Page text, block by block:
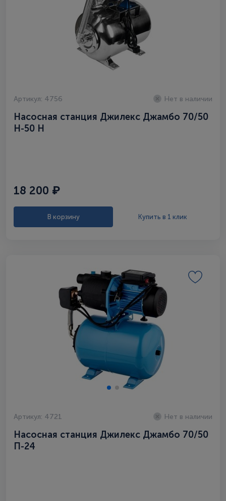
Артикул: 4756 Нет в наличии
Насосная станция Джилекс Джамбо 70/50
Н-50 Н
18 200 ₽
В корзину Купить в 1 клик
Артикул: 4721 Нет в наличии
Насосная станция Джилекс Джамбо 70/50
П-24